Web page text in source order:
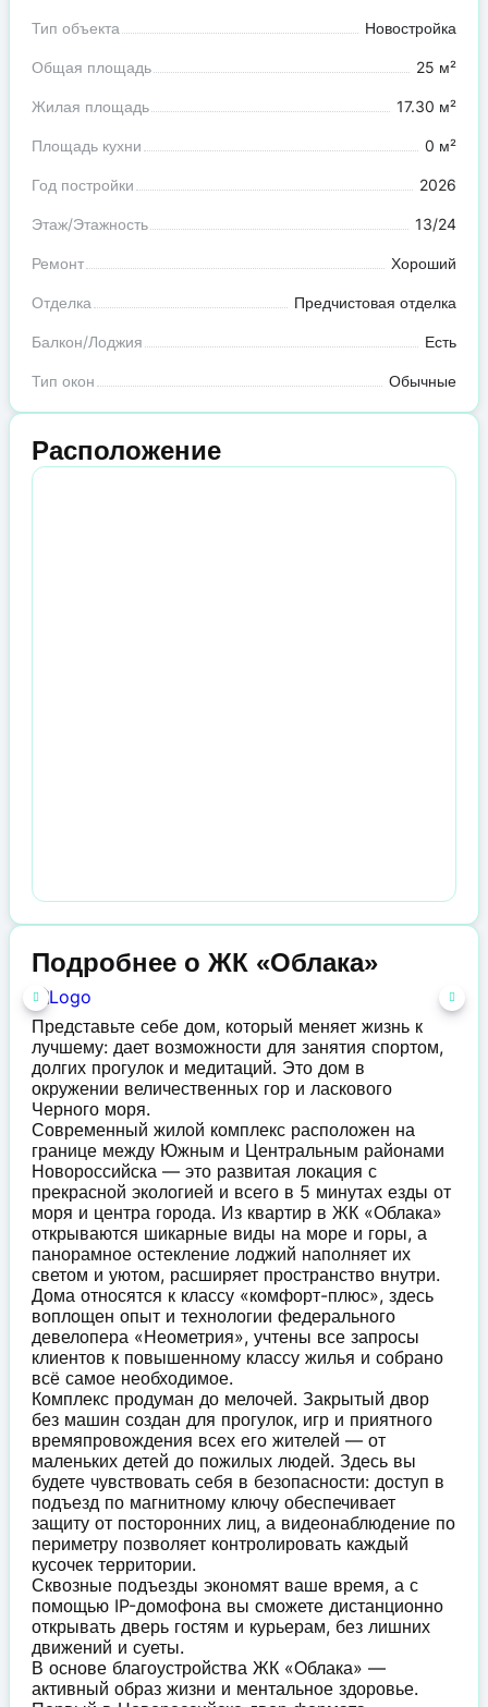
Тип объекта Новостройка
Общая площадь 25 м²
Жилая площадь 17.30 м²
Площадь кухни 0 м²
Год постройки 2026
Этаж/Этажность 13/24
Ремонт Хороший
Отделка Предчистовая отделка
Балкон/Лоджия Есть
Тип окон Обычные
Расположение
Подробнее о ЖК «Облака»
Представьте себе дом, который меняет жизнь к
лучшему: дает возможности для занятия спортом,
долгих прогулок и медитаций. Это дом в
окружении величественных гор и ласкового
Черного моря.
Современный жилой комплекс расположен на
границе между Южным и Центральным районами
Новороссийска — это развитая локация с
прекрасной экологией и всего в 5 минутах езды от
моря и центра города. Из квартир в ЖК «Облака»
открываются шикарные виды на море и горы, а
панорамное остекление лоджий наполняет их
светом и уютом, расширяет пространство внутри.
Дома относятся к классу «комфорт-плюс», здесь
воплощен опыт и технологии федерального
девелопера «Неометрия», учтены все запросы
клиентов к повышенному классу жилья и собрано
всё самое необходимое.
Комплекс продуман до мелочей. Закрытый двор
без машин создан для прогулок, игр и приятного
времяпровождения всех его жителей — от
маленьких детей до пожилых людей. Здесь вы
будете чувствовать себя в безопасности: доступ в
подъезд по магнитному ключу обеспечивает
защиту от посторонних лиц, а видеонаблюдение по
периметру позволяет контролировать каждый
кусочек территории.
Сквозные подъезды экономят ваше время, а с
помощью IP-домофона вы сможете дистанционно
открывать дверь гостям и курьерам, без лишних
движений и суеты.
В основе благоустройства ЖК «Облака» —
активный образ жизни и ментальное здоровье.